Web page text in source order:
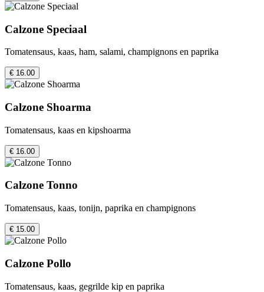
Calzone Speciaal
Tomatensaus, kaas, ham, salami, champignons en paprika
€ 16.00
Calzone Shoarma
Tomatensaus, kaas en kipshoarma
€ 16.00
Calzone Tonno
Tomatensaus, kaas, tonijn, paprika en champignons
€ 15.00
Calzone Pollo
Tomatensaus, kaas, gegrilde kip en paprika